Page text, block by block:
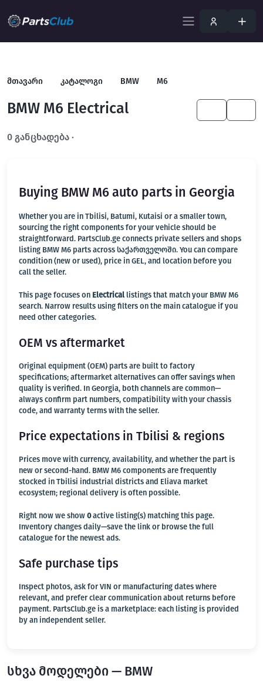
მთავარი კატალოგი BMW M6
BMW M6 Electrical
0 განცხადება ·
Buying BMW M6 auto parts in Georgia
Whether you are in Tbilisi, Batumi, Kutaisi or a smaller town,
sourcing the right components for your vehicle should be
straightforward. PartsClub.ge connects private sellers and shops
listing BMW M6 parts across საქართველოში. You can compare
condition (new or used), price in GEL, and location before you
call the seller.
This page focuses on Electrical listings that match your BMW M6
search. Narrow results using filters on the main catalogue if you
need other categories.
OEM vs aftermarket
Original equipment (OEM) parts are built to factory
specifications; aftermarket alternatives can offer savings when
quality is verified. In Georgia, both channels are common—
always confirm part numbers, compatibility with your chassis
code, and warranty terms with the seller.
Price expectations in Tbilisi & regions
Prices move with currency, availability, and whether the part is
new or second-hand. BMW M6 components are frequently
stocked in Tbilisi industrial districts and Eliava market
ecosystem; regional delivery is often possible.
Right now we show 0active listing(s) matching this page.
Inventory changes daily—save the link or browse the full
catalogue for the newest ads.
Safe purchase tips
Inspect photos, ask for VIN or manufacturing dates where
relevant, and prefer clear communication about returns before
payment. PartsClub.ge is a marketplace: each listing is provided
by an independent seller.
სხვა მოდელები — BMW